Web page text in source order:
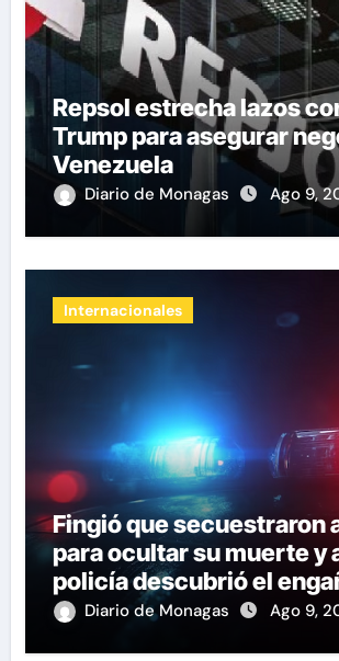
Repsol estrecha lazos
Trump para asegurar
Venezuela
Diario de Monagas Ago 9,
Internacionales
Fingió que secuestraron
para ocultar su muerte y
policía descubrió el
Diario de Monagas Ago 9,